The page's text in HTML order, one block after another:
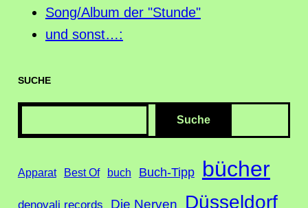
Song/Album der "Stunde"
und sonst…:
SUCHE
u
h
e
Suche
Apparat Best Of buch Buch-Tipp bücher
denovali records Die Nerven Düsseldorf